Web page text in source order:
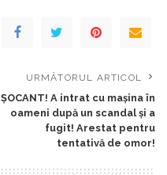
URMĂTORUL ARTICOL
ȘOCANT! A intrat cu mașina în
oameni după un scandal și a
fugit! Arestat pentru
tentativă de omor!